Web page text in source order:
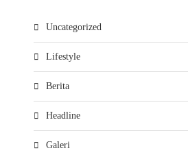
Uncategorized
Lifestyle
Berita
Headline
Galeri